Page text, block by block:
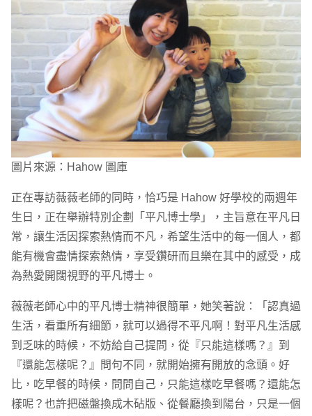
圖片來源：Hahow 圖庫
正在專訪薇薇老師的同時，恰巧是 Hahow 好學校的兩週年
生日，正在舉辦特別企劃「平凡博士學」，主旨意在平凡日
常，讓生活因探索熱情而不凡，希望生活中的每一個人，都
能有機會盡情探索熱情，享受鑽研而且樂在其中的感受，成
為熱愛開闊視野的平凡博士。
薇薇老師心中的平凡博士精神很簡單，她笑著說：「認真過
生活，看重所有細節，就可以過得不平凡啊！對平凡生活感
到乏味的時候，不妨給自己提問，從『只能這樣嗎？』到
『還能怎樣呢？』問句不同，就開始擁有開放的念頭。好
比，吃早餐的時候，問問自己，只能這樣吃早餐嗎？還能怎
樣呢？也許把磁盤換成木砧版、從餐廳換到陽台，只是一個